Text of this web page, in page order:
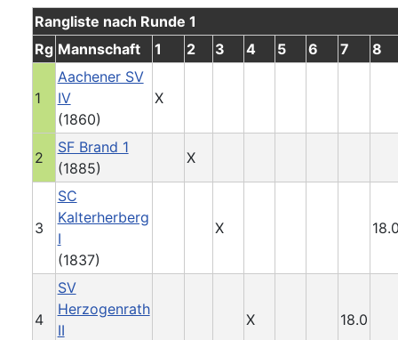
Rangliste nach Runde 1
Rg Mannschaft 1 2 3 4 5 6 7 8
1
Aachener SV
IV
(1860)
X
2
SF Brand 1
(1885)
X
3
SC
Kalterherberg
I
(1837)
X
4
SV
Herzogenrath
II
X 18.0